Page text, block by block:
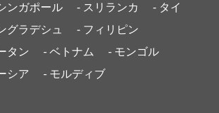
ンガポール - スリランカ
- タイ
グラデシュ
- フィリピン
タン - ベトナム
- モンゴル
シア - モルディブ